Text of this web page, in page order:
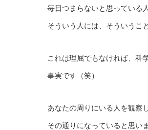
毎日つまらないと思っている
そういう人には、そういうこ
これは理屈でもなければ、科
事実です（笑）
あなたの周りにいる人を観察
その通りになっていると思い